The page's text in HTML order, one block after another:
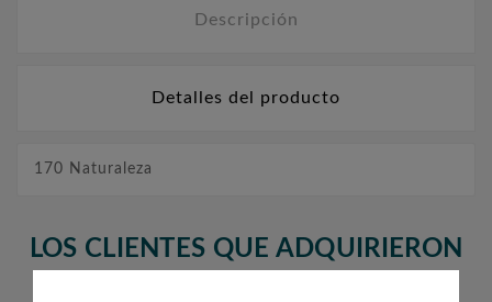
Descripción
Detalles del producto
170 Naturaleza
LOS CLIENTES QUE ADQUIRIERON